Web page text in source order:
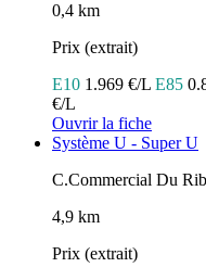
0,4 km
Prix (extrait)
E10 1.969 €/L E85
€/L
Ouvrir la fiche
Système U - Super U
C.Commercial Du
4,9 km
Prix (extrait)